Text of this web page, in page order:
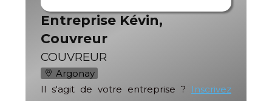
Entreprise Kévin,
Couvreur
COUVREUR
Argonay
Il s'agit de votre entreprise ?
Inscrivez